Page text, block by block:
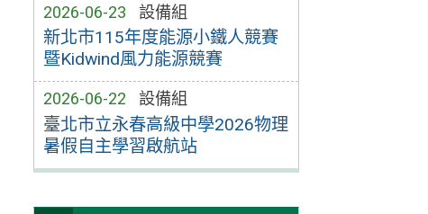
2026-06-23 設備組
新北市115年度能源小鐵人競賽
暨Kidwind風力能源競賽
2026-06-22 設備組
臺北市立永春高級中學2026物理
暑假自主學習啟航站